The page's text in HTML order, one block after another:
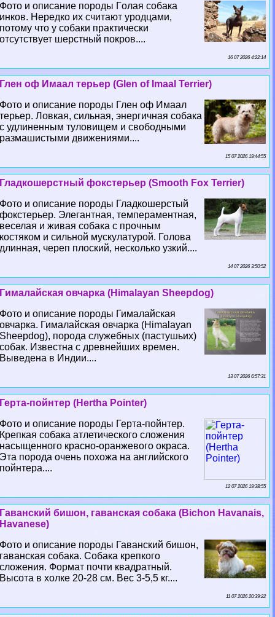
Фото и описание породы Гoлая собака
инков. Нередко их считают уpoдцами,
потому что у собаки пpaктически
отсутствует шерстный покров....
16 07 2026 4:22:14
Глен оф Имаал терьер (Glen of Imaal Terrier)
Фото и описание породы Глен оф Имаал
терьер. Ловкая, сильная, энергичная собака
с удлиненным туловищем и свободными
размашистыми движениями....
15 07 2026 19:44:55
Гладкошерстный фокстерьер (Smooth Fox Terrier)
Фото и описание породы Гладкошерстый
фокстерьер. Элегантная, темпераментная,
веселая и живая собака с прочным
костяком и сильной мускулатурой. Голова
длинная, череп плоский, несколько узкий....
14 07 2026 3:50:52
Гималайская овчарка (Himalayan Sheepdog)
Фото и описание породы Гималайская
овчарка. Гималайская овчарка (Himalayan
Sheepdog), порода служебных (пастушьих)
собак. Известна с древнейших времен.
Выведена в Индии....
13 07 2026 6:57:31
Герта-пойнтер (Hertha Pointer)
Фото и описание породы Герта-пойнтер.
Крепкая собака атлетического сложения
насыщенного красно-оранжевого окраса.
Эта порода очень похожа на английского
пойнтера....
12 07 2026 19:38:55
Гаванский бишон, гаванская собака (Bichon Havanais,
Havanese)
Фото и описание породы Гаванский бишон,
гаванская собака. Собака крепкого
сложения. Формат почти квадратный.
Высота в холке 20-28 см. Вес 3-5,5 кг....
11 07 2026 20:39:22